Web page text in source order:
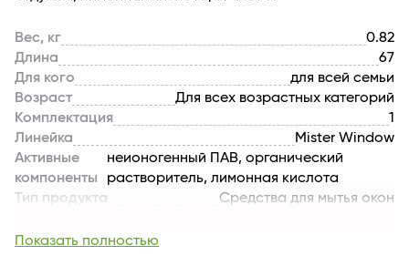
Вес, кг
0.82
Длина
67
Для кого
для всей семьи
Возраст
Для всех возрастных категорий
Комплектация
1
Линейка
Mister Window
Активные
компоненты
неионогенный ПАВ, органический
растворитель, лимонная кислота
Тип продукта
Средства для мытья окон
Аромат
Показать полностью